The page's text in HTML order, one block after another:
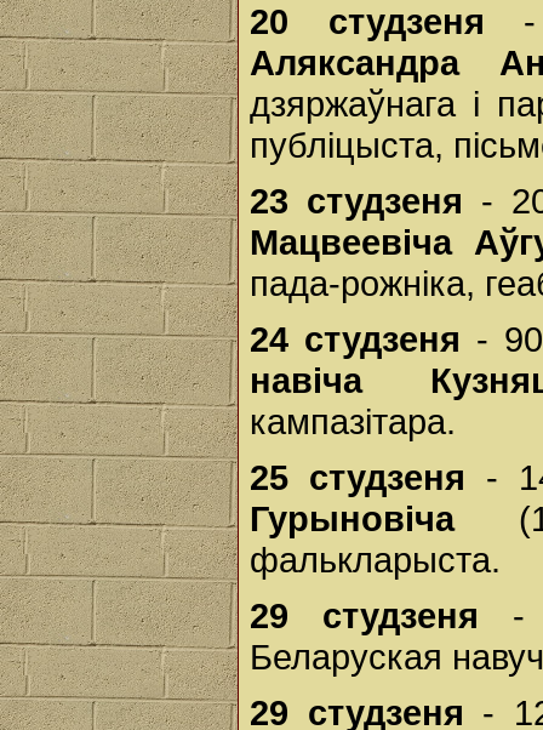
20 студзеня -
Аляксандра
дзяржаўнага і
публіцыста,
23 студзеня -
Мацвеевіча
пада-рожніка,
24 студзеня -
навіча
кампазітара.
25 студзеня -
Гурыновіча
фалькларыста.
29 студзеня -
Беларуская
29 студзеня -